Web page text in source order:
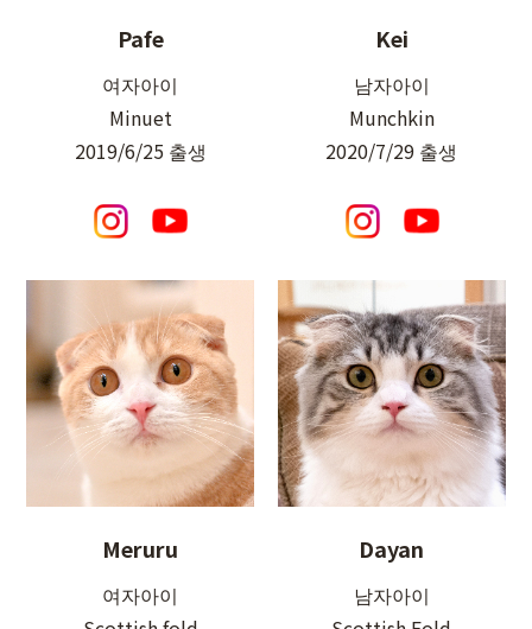
Pafe
여자아이
Minuet
2019/6/25 출생
Kei
남자아이
Munchkin
2020/7/29 출생
Meruru
여자아이
Dayan
남자아이